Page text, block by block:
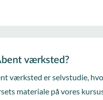
værksted?
værksted er selvstudie,
materiale på vores